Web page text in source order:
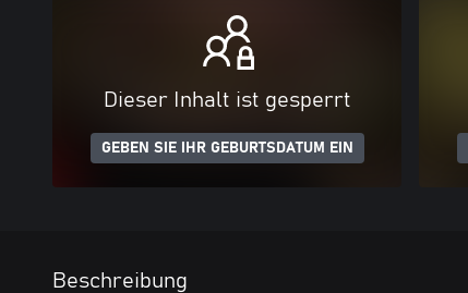
Dieser Inhalt ist gesperrt
GEBEN SIE IHR GEBURTSDATUM EIN
Beschreibung